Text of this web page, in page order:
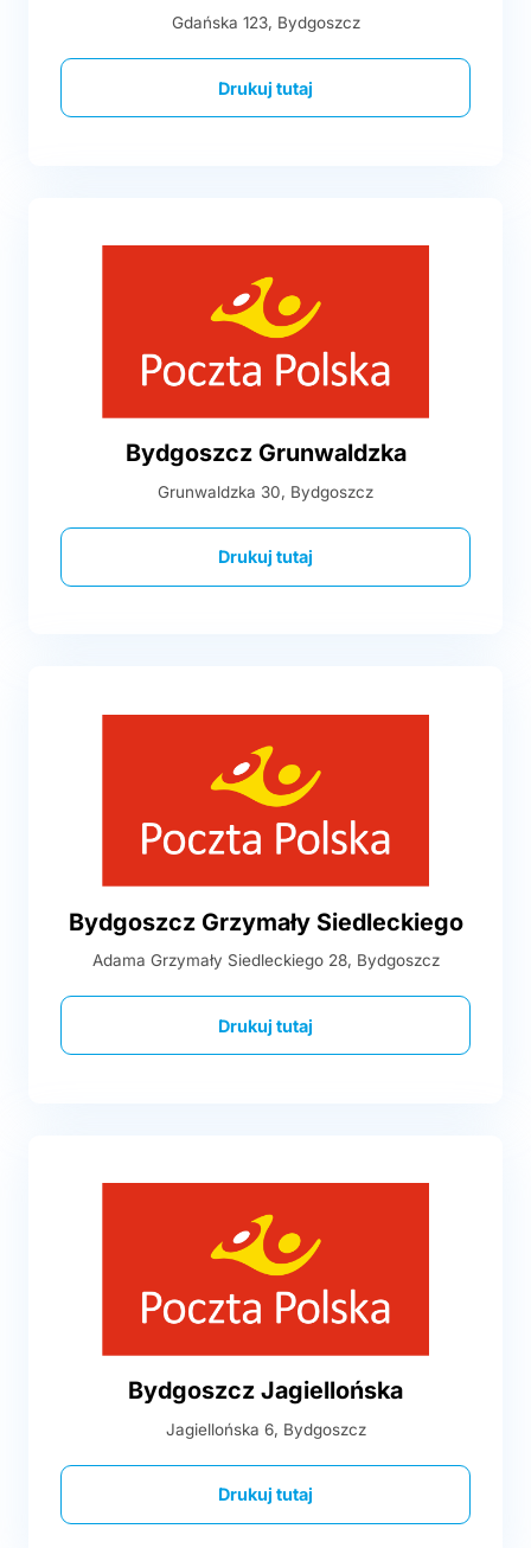
Gdańska 123, Bydgoszcz
Drukuj tutaj
Bydgoszcz Grunwaldzka
Grunwaldzka 30, Bydgoszcz
Drukuj tutaj
Bydgoszcz Grzymały Siedleckiego
Adama Grzymały Siedleckiego 28, Bydgoszcz
Drukuj tutaj
Bydgoszcz Jagiellońska
Jagiellońska 6, Bydgoszcz
Drukuj tutaj